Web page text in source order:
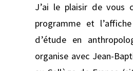
J’ai le plaisir de vous
programme et
d’étude en
organise avec Jean-